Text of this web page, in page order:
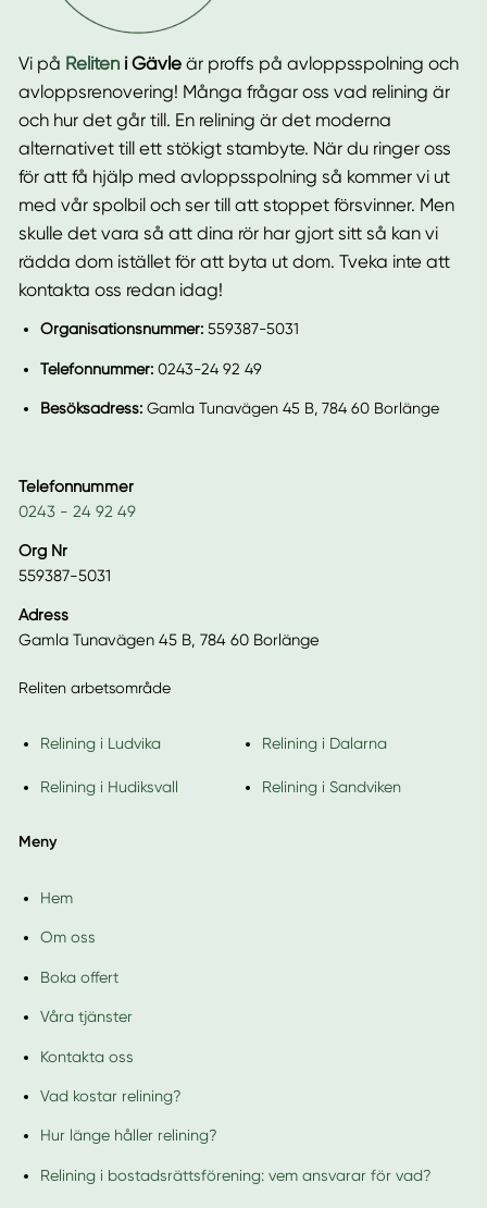
Vi på Reliteni Gävleär proffs på avloppsspolning och
avloppsrenovering! Många frågar oss vad relining är
och hur det går till. En relining är det moderna
alternativet till ett stökigt stambyte. När du ringer oss
för att få hjälp med avloppsspolning så kommer vi ut
med vår spolbil och ser till att stoppet försvinner. Men
skulle det vara så att dina rör har gjort sitt så kan vi
rädda dom istället för att byta ut dom. Tveka inte att
kontakta oss redan idag!
Organisationsnummer: 559387-5031
Telefonnummer: 0243-24 92 49
Besöksadress: Gamla Tunavägen 45 B, 784 60 Borlänge
Telefonnummer
0243 - 24 92 49
Org Nr
559387-5031
Adress
Gamla Tunavägen 45 B, 784 60 Borlänge
Reliten arbetsområde
Relining i Ludvika Relining i Dalarna
Relining i Hudiksvall Relining i Sandviken
Meny
Hem
Om oss
Boka offert
Våra tjänster
Kontakta oss
Vad kostar relining?
Hur länge håller relining?
Relining i bostadsrättsförening: vem ansvarar för vad?